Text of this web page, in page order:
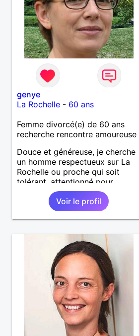
genye
La Rochelle- 60 ans
Femme divorcé(e) de 60 ans
recherche rencontre amoureuse
Douce et généreuse, je cherche
un homme respectueux sur La
Rochelle ou proche qui soit
tolérant, attentionné pour
profiter de la vie à deux.
Voir le profil